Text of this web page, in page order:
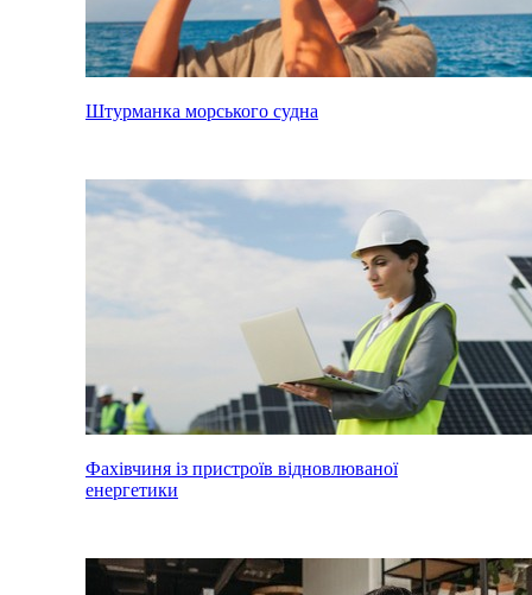
Штурманка морського судна
Фахівчиня із пристроїв відновлюваної
енергетики